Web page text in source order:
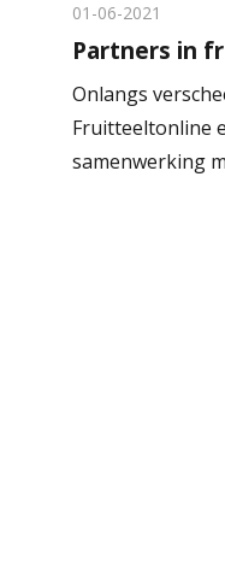
01-06-2021
Partners in
Onlangs
Fruitteeltonline
samenwerking